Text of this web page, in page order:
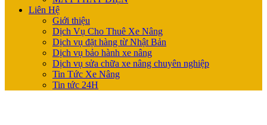
Liên Hệ
Giới thiệu
Dịch Vụ Cho Thuê Xe Nâng
Dịch vụ đặt hàng từ Nhật Bản
Dịch vụ bảo hành xe nâng
Dịch vụ sửa chữa xe nâng chuyên nghiệp
Tin Tức Xe Nâng
Tin tức 24H